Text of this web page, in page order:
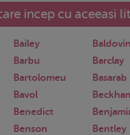
incep cu aceeasi
Bailey
Baldovin
Barbu
Barclay
Bartolomeu
Basarab
Bavol
Benedict
Benson
Bentley